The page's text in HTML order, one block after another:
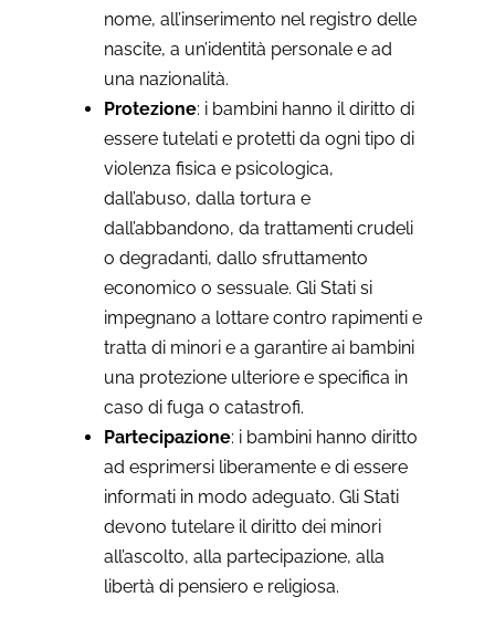
nome, all’inserimento nel registro delle
nascite, a un’identità personale e ad
una nazionalità.
Protezione: i bambini hanno il diritto di
essere tutelati e protetti da ogni tipo di
violenza fisica e psicologica,
dall’abuso, dalla tortura e
dall’abbandono, da trattamenti crudeli
o degradanti, dallo sfruttamento
economico o sessuale. Gli Stati si
impegnano a lottare contro rapimenti e
tratta di minori e a garantire ai bambini
una protezione ulteriore e specifica in
caso di fuga o catastrofi.
Partecipazione: i bambini hanno diritto
ad esprimersi liberamente e di essere
informati in modo adeguato. Gli Stati
devono tutelare il diritto dei minori
all’ascolto, alla partecipazione, alla
libertà di pensiero e religiosa.